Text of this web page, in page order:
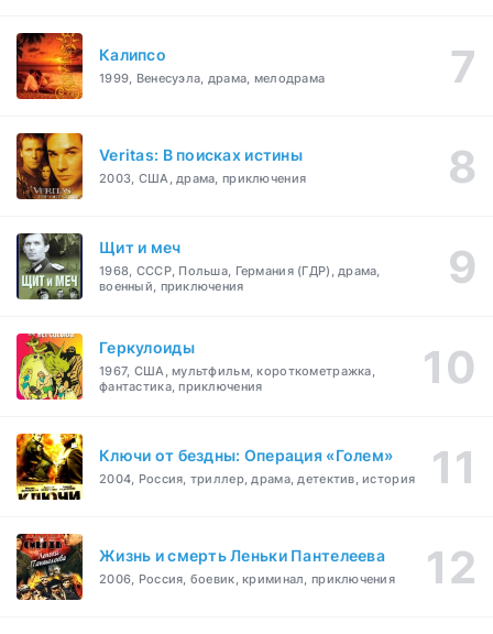
Калипсо
1999, Венесуэла, драма, мелодрама
Veritas: В поисках истины
2003, США, драма, приключения
Щит и меч
1968, СССР, Польша, Германия (ГДР), драма,
военный, приключения
Геркулоиды
1967, США, мультфильм, короткометражка,
фантастика, приключения
Ключи от бездны: Операция «Голем»
2004, Россия, триллер, драма, детектив, история
Жизнь и смерть Леньки Пантелеева
2006, Россия, боевик, криминал, приключения